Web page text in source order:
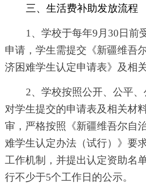
三、 生活费补助发放流程
1、学校于每年9月30日前
申请，学生需提交《新疆维吾
济困难学生认定申请表》及相
2、学校按照公开、公平、
对学生提交的申请表及相关材
审，严格按照《新疆维吾尔自
难学生认定办法（试行）》要
工作机制， 并提出认定资助名
行不少于5个工作日的公示。